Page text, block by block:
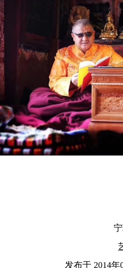
发布于 2014年